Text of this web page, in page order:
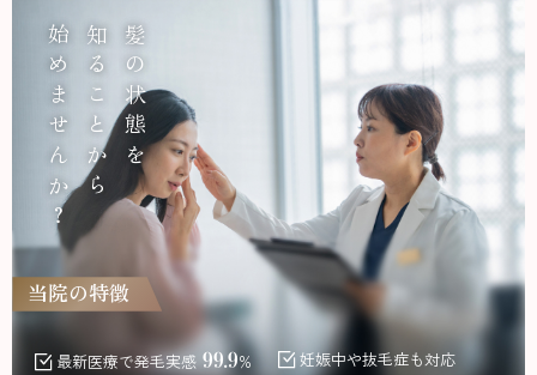
髪の状態を
知ることから
始めませんか？
当院の特徴
最新医療で発毛実感 99.9% 妊娠中や抜毛症も対応